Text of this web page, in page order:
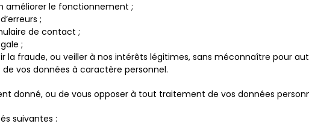
améliorer le fonctionnement ;
;
de contact ;
;
fraude, ou veiller à nos intérêts légitimes, sans méconnaître pour
vos données à caractère personnel.
donné, ou de vous opposer à tout traitement de vos données
suivantes :